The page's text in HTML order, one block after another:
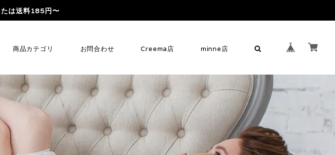
は送料185円〜
商品カテゴリ お問合わせ Creema店 minne店